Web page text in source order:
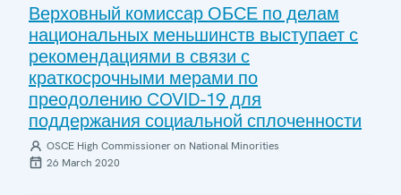
Верховный комиссар ОБСЕ по делам
национальных меньшинств выступает с
рекомендациями в связи с
краткосрочными мерами по
преодолению COVID-19 для
поддержания социальной сплоченности
OSCE High Commissioner on National Minorities
26 March 2020